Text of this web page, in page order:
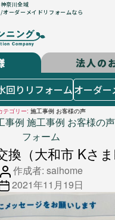
奈川全域
ーダーメイドリフォームなら
プト
れ
法人の
回りリフォームオーダ
テゴリー: 施工事例 お客様の声
カ
テ
ゴ
リ
ー
事例 施工事例 お客様の声
フォーム
換（大和市 Kさま
投 作成者: saihome
2021年11月19日